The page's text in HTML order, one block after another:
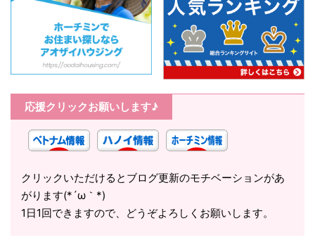
応援クリックお願いします♪
クリックいただけるとブログ更新のモチベーションがあ
がります(*´ω｀*)
1日1回できますので、どうぞよろしくお願いします。